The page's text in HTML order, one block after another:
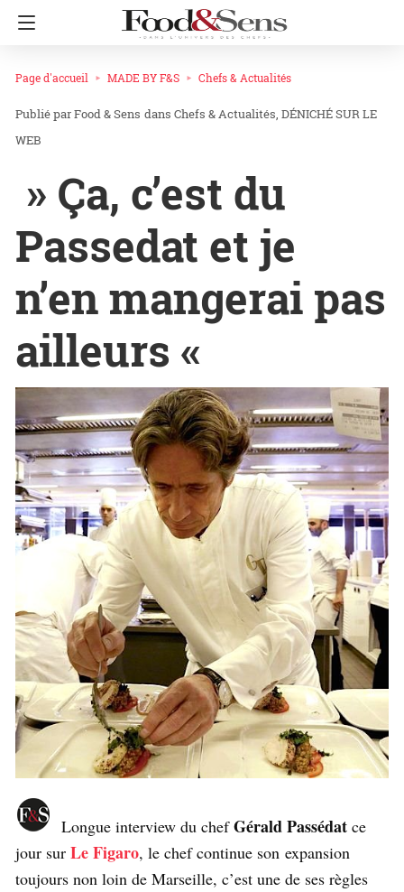
Page d'accueil MADE BY F&S Chefs & Actualités
Food & Sens dans Chefs & Actualités DÉNICHÉ SUR LE
WEB
» Ça, c’est du
Passedat et je
n’en mangerai pas
ailleurs «
Longue interview du chefGérald Passédat ce
jour sur Le Figaro, le chef continue son expansion
toujours non loin de Marseille, c’est une de ses règles